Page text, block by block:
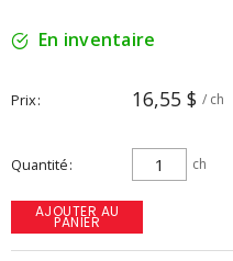
En inventaire
Prix 16,55 $ / ch
Quantité ch
AJOUTER AU
PANIER